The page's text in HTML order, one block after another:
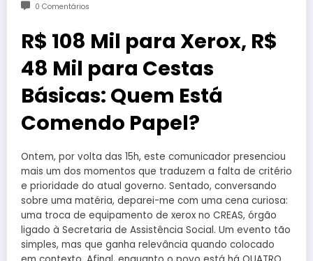
0 Comentários
R$ 108 Mil para Xerox, R$
48 Mil para Cestas
Básicas: Quem Está
Comendo Papel?
Ontem, por volta das 15h, este comunicador presenciou
mais um dos momentos que traduzem a falta de critério
e prioridade do atual governo. Sentado, conversando
sobre uma matéria, deparei-me com uma cena curiosa:
uma troca de equipamento de xerox no CREAS, órgão
ligado à Secretaria de Assistência Social. Um evento tão
simples, mas que ganha relevância quando colocado